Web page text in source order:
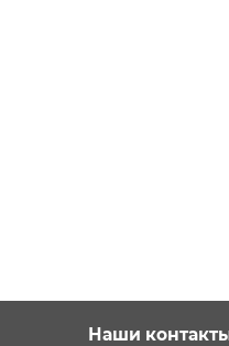
Наши